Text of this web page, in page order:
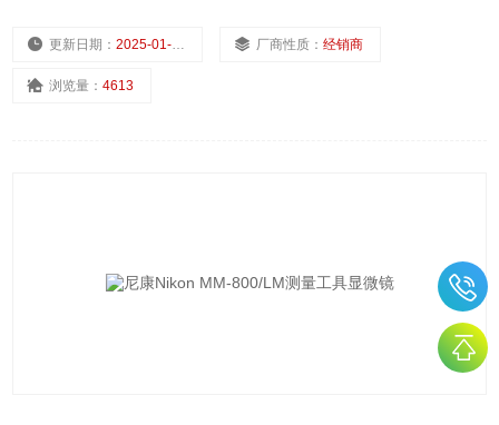
更新日期：2025-01-11 厂商性质：经销商
浏览量：4613